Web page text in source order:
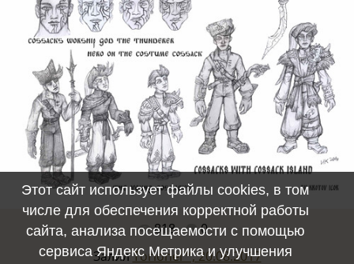
Полный размер -3310x2440/ 386.1Kb
818
0
ЗалилTorionel™, 20.08.2017
Этот сайт использует файлы cookies, в том
числе для обеспечения корректной работы
сайта, анализа посещаемости с помощью
сервиса Яндекс Метрика и улучшения